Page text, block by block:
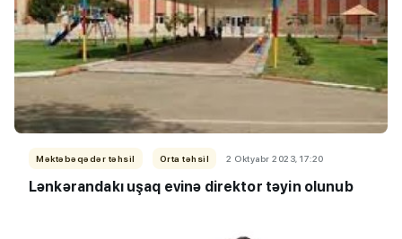
Məktəbəqədər təhsil Orta təhsil 2 Oktyabr 2023, 17:20
Lənkərandakı uşaq evinə direktor təyin olunub